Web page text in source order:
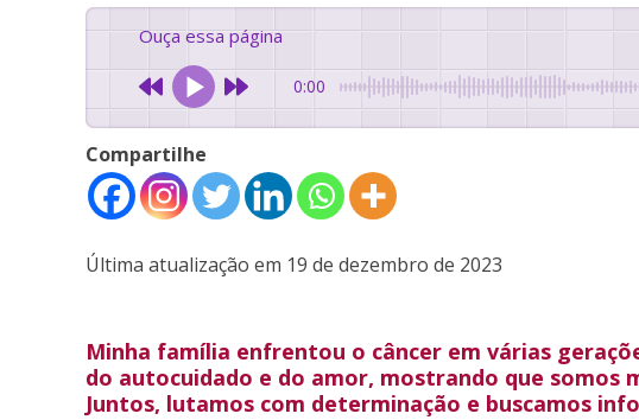
Ouça essa página
0:00
Compartilhe
Última atualização em 19 de dezembro de 2023
Minha família enfrentou o câncer em várias
do autocuidado e do amor, mostrando que somos
Juntos, lutamos com determinação e buscamos